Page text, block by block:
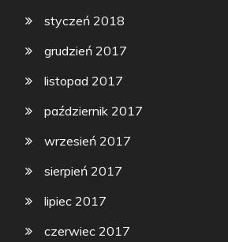
styczeń 2018
grudzień 2017
listopad 2017
październik 2017
wrzesień 2017
sierpień 2017
lipiec 2017
czerwiec 2017